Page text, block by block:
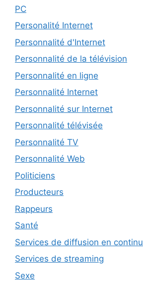
PC
Personalité Internet
Personnalité d'Internet
Personnalité de la télévision
Personnalité en ligne
Personnalité Internet
Personnalité sur Internet
Personnalité télévisée
Personnalité TV
Personnalité Web
Politiciens
Producteurs
Rappeurs
Santé
Services de diffusion en continu
Services de streaming
Sexe